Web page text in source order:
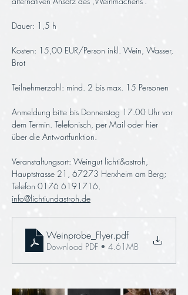
Dauer: 1,5 h
Kosten: 15,00 EUR/Person inkl. Wein, Wasser,
Brot
Teilnehmerzahl: mind. 2 bis max. 15 Personen
Anmeldung bitte bis Donnerstag 17.00 Uhr vor
dem Termin. Telefonisch, per Mail oder hier
über die Antwortfunktion.
Veranstaltungsort: Weingut lichti&astroh,
Hauptstrasse 21, 67273 Herxheim am Berg;
Telefon 0176 6191716,
info@lichtiundastroh.de
Weinprobe_Flyer.pdf
Download PDF • 4.61MB